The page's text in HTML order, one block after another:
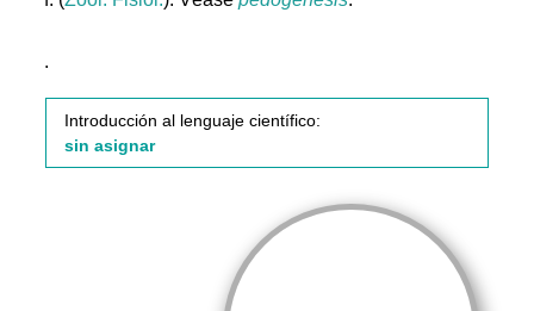
.
Introducción al lenguaje científico:
sin asignar